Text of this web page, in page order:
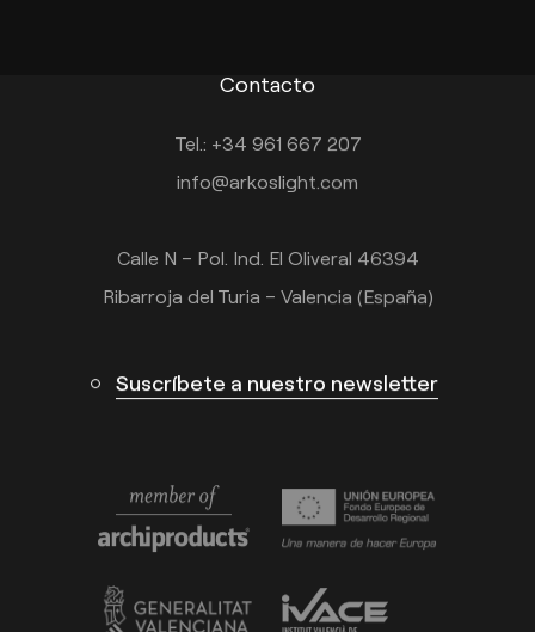
Contacto
Tel.: +34 961 667 207
info@arkoslight.com
Calle N – Pol. Ind. El Oliveral 46394
Ribarroja del Turia – Valencia (España)
Suscríbete a nuestro newsletter